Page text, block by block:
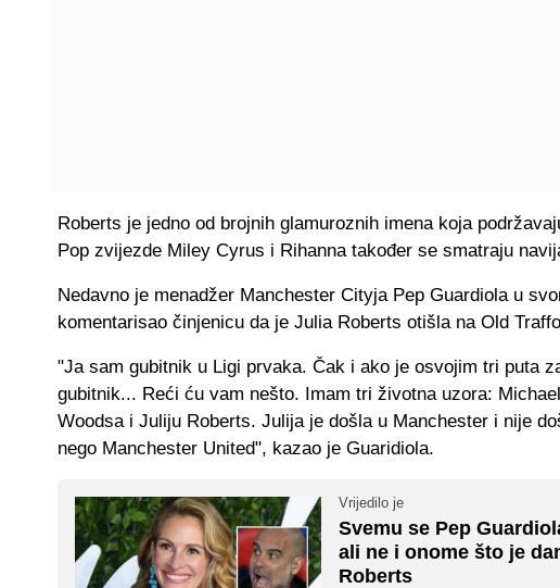
Roberts je jedno od brojnih glamuroznih imena koja
Pop zvijezde Miley Cyrus i Rihanna također se smatraju
Nedavno je menadžer Manchester Cityja Pep Guardiola u
komentarisao činjenicu da je Julia Roberts otišla na Old
"Ja sam gubitnik u Ligi prvaka. Čak i ako je osvojim tri puta
gubitnik... Reći ću vam nešto. Imam tri životna uzora:
Woodsa i Juliju Roberts. Julija je došla u Manchester i nije
nego Manchester United", kazao je Guaridiola.
Vrijedilo je
Svemu se Pep
ali ne i onome što je
Roberts